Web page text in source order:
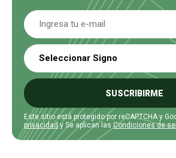
Seleccionar Signo
SUSCRIBIRME
Este sitio está protegido por reCAPTCHA y
privacidady Se aplican las Condiciones de